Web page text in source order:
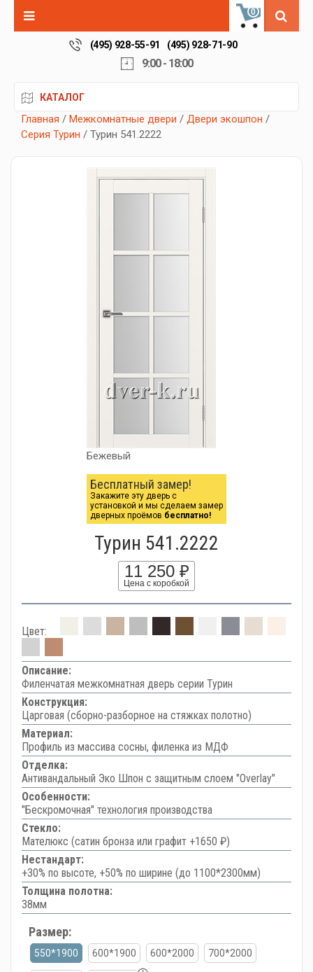
0
(495) 928-55-91 (495) 928-71-90
9:00 - 18:00
КАТАЛОГ
Главная / Межкомнатные двери / Двери экошпон /
Серия Турин / Турин 541.2222
Бежевый
Бесплатный замер!
Закажите эту дверь с
установкой и мы сделаем замер
дверных проёмов бесплатно!
Турин 541.2222
11 250 ₽
Цена с коробкой
Цвет:
Описание:
Филенчатая межкомнатная дверь серии Турин
Конструкция:
Царговая (сборно-разборное на стяжках полотно)
Материал:
Профиль из массива сосны, филенка из МДФ
Отделка:
Антивандальный Эко Шпон с защитным слоем "Overlay"
Особенности:
"Бескромочная" технология производства
Стекло:
Мателюкс (сатин бронза или графит +1650 ₽)
Нестандарт:
+30% по высоте, +50% по ширине (до 1100*2300мм)
Толщина полотна:
38мм
Размер:
550*1900 600*1900 600*2000 700*2000